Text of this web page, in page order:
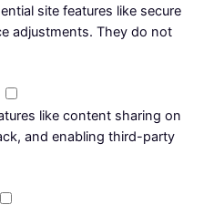
site features like secure
adjustments. They do not
like content sharing on
and enabling third-party